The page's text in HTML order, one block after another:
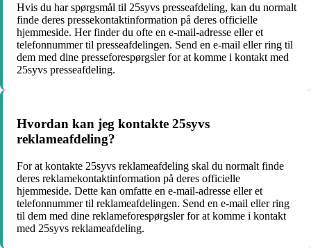
Hvis du har spørgsmål til 25syvs presseafdeling, kan du normalt
finde deres pressekontaktinformation på deres officielle
hjemmeside. Her finder du ofte en e-mail-adresse eller et
telefonnummer til presseafdelingen. Send en e-mail eller ring til
dem med dine presseforespørgsler for at komme i kontakt med
25syvs presseafdeling.
Hvordan kan jeg kontakte 25syvs
reklameafdeling?
For at kontakte 25syvs reklameafdeling skal du normalt finde
deres reklamekontaktinformation på deres officielle
hjemmeside. Dette kan omfatte en e-mail-adresse eller et
telefonnummer til reklameafdelingen. Send en e-mail eller ring
til dem med dine reklameforespørgsler for at komme i kontakt
med 25syvs reklameafdeling.